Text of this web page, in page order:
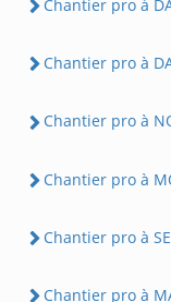
Chantier pro à
Chantier pro à
Chantier pro à
Chantier pro à
Chantier pro à
Chantier pro à